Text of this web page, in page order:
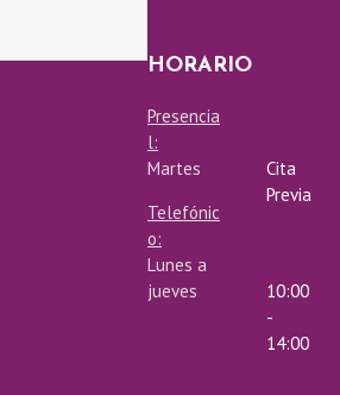
HORARIO
Presencia
l:
Martes
Cita
Previa
Telefónic
o:
Lunes a
jueves
10:00
-
14:00